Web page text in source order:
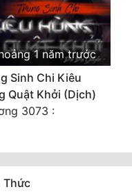
1 năm trước
Sinh Chi Kiêu
Quật Khởi (Dịch)
3073 :
Thức